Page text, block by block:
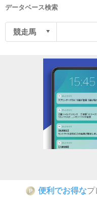
データベース検索
P 便利でお得なプ